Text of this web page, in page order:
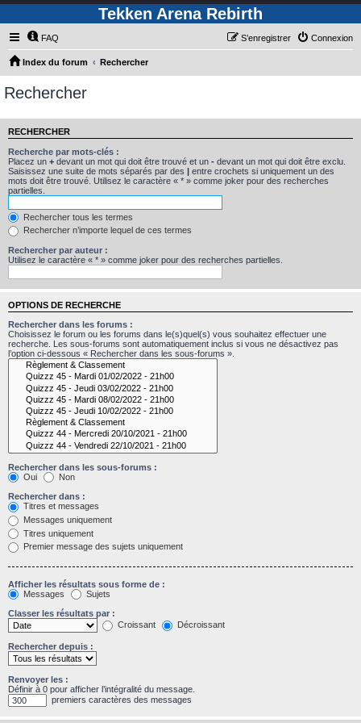
Tekken Arena Rebirth
FAQ Connexion
S’enregistrer
Index du forum Rechercher
Rechercher
RECHERCHER
Recherche par mots-clés :
Placez un + devant un mot qui doit être trouvé et un - devant un mot qui doit être exclu.
Saisissez une suite de mots séparés par des | entre crochets si uniquement un des
mots doit être trouvé. Utilisez le caractère « * » comme joker pour des recherches
partielles.
Rechercher tous les termes
Rechercher n’importe lequel de ces termes
Rechercher par auteur :
Utilisez le caractère « * » comme joker pour des recherches partielles.
OPTIONS DE RECHERCHE
Rechercher dans les forums :
Choisissez le forum ou les forums dans le(s)quel(s) vous souhaitez effectuer une
recherche. Les sous-forums sont automatiquement inclus si vous ne désactivez pas
l’option ci-dessous « Rechercher dans les sous-forums ».
Rechercher dans les sous-forums :
Oui
Non
Rechercher dans :
Titres et messages
Messages uniquement
Titres uniquement
Premier message des sujets uniquement
Afficher les résultats sous forme de :
Messages
Sujets
Classer les résultats par :
Croissant
Décroissant
Rechercher depuis :
Renvoyer les :
Définir à 0 pour afficher l’intégralité du message.
premiers caractères des messages